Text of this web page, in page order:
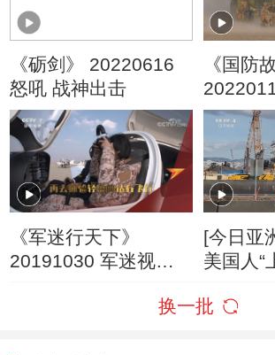
《砺剑》 20220616
怒吼 战神出击
《国防
长·守护
《军迷行天下》
20191030 军迷视点
[今日亚
美国人“
换一批